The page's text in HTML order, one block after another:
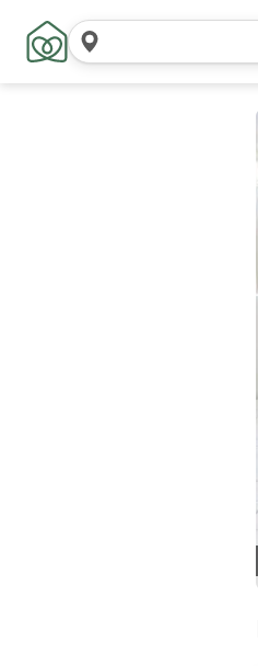
Search